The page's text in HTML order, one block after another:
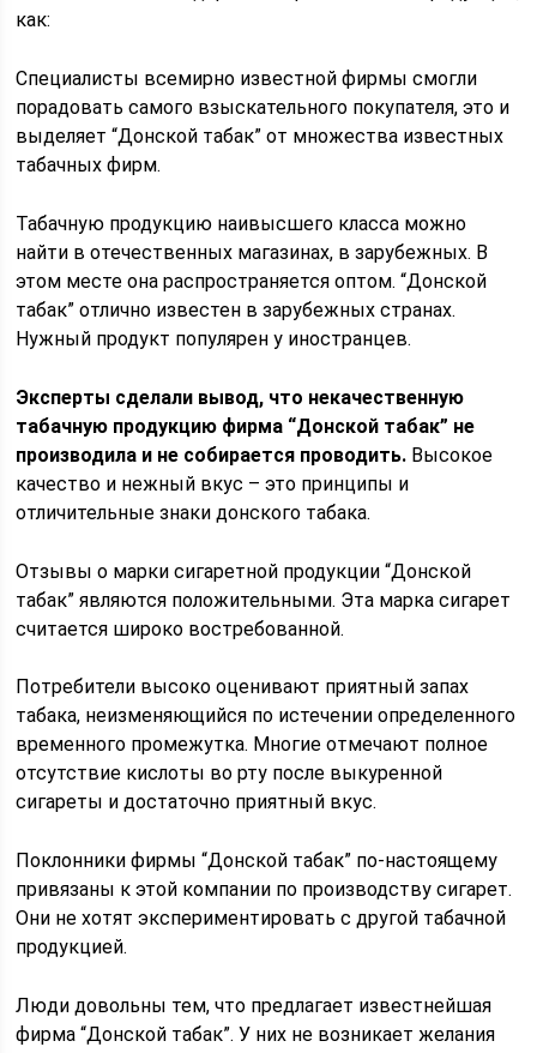
как:
Специалисты всемирно известной фирмы смогли
порадовать самого взыскательного покупателя, это и
выделяет “Донской табак” от множества известных
табачных фирм.
Табачную продукцию наивысшего класса можно
найти в отечественных магазинах, в зарубежных. В
этом месте она распространяется оптом. “Донской
табак” отлично известен в зарубежных странах.
Нужный продукт популярен у иностранцев.
Эксперты сделали вывод, что некачественную
табачную продукцию фирма “Донской табак” не
производила и не собирается проводить. Высокое
качество и нежный вкус – это принципы и
отличительные знаки донского табака.
Отзывы о марки сигаретной продукции “Донской
табак” являются положительными. Эта марка сигарет
считается широко востребованной.
Потребители высоко оценивают приятный запах
табака, неизменяющийся по истечении определенного
временного промежутка. Многие отмечают полное
отсутствие кислоты во рту после выкуренной
сигареты и достаточно приятный вкус.
Поклонники фирмы “Донской табак” по-настоящему
привязаны к этой компании по производству сигарет.
Они не хотят экспериментировать с другой табачной
продукцией.
Люди довольны тем, что предлагает известнейшая
фирма “Донской табак”. У них не возникает желания